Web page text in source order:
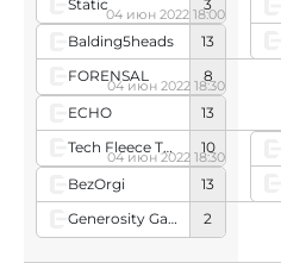
Static
3
Balding5heads
13
FORENSAL
8
04 июн 2022 18:00
ECHO
13
Tech Fleece Troopers
10
04 июн 2022 18:30
BezOrgi
13
Generosity Gaming
2
04 июн 2022 18:30